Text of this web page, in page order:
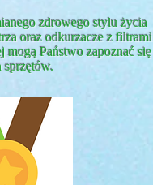
zdrowego stylu życia
oraz odkurzacze z filtrami
mogą Państwo zapoznać się